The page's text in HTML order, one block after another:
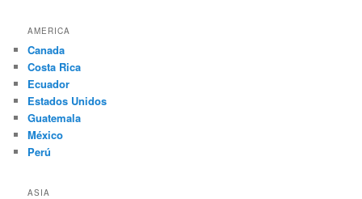
AMERICA
Canada
Costa Rica
Ecuador
Estados Unidos
Guatemala
México
Perú
ASIA